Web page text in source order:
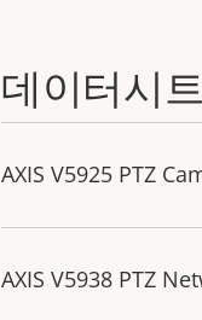
데이터시트
AXIS V5925 PTZ
AXIS V5938 PTZ